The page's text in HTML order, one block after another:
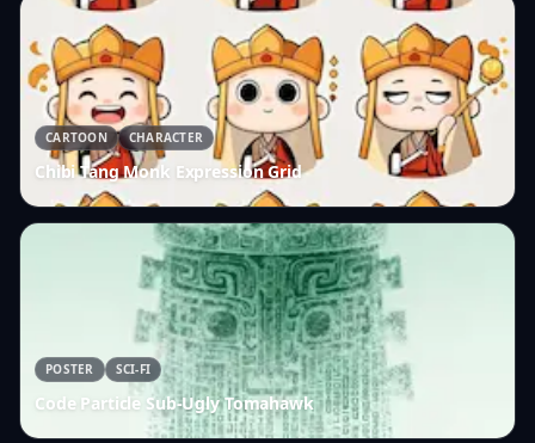
CARTOON CHARACTER
Chibi Tang Monk Expression Grid
POSTER SCI-FI
Code Particle Sub-Ugly Tomahawk